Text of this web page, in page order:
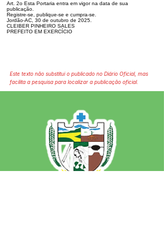
Art. 2o Esta Portaria entra em vigor na data de sua
publicação.
Registre-se, publique-se e cumpra-se.
Jordão-AC, 30 de outubro de 2025.
CLEIBER PINHEIRO SALES
PREFEITO EM EXERCÍCIO
Este texto não substitui o publicado no Diário Oficial, mas
facilita a pesquisa para localizar a publicação oficial.